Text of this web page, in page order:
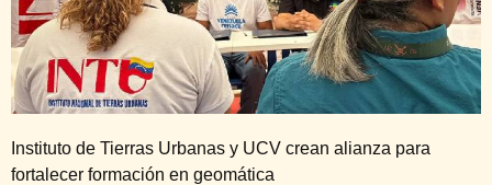
Instituto de Tierras Urbanas y UCV crean alianza para
fortalecer formación en geomática